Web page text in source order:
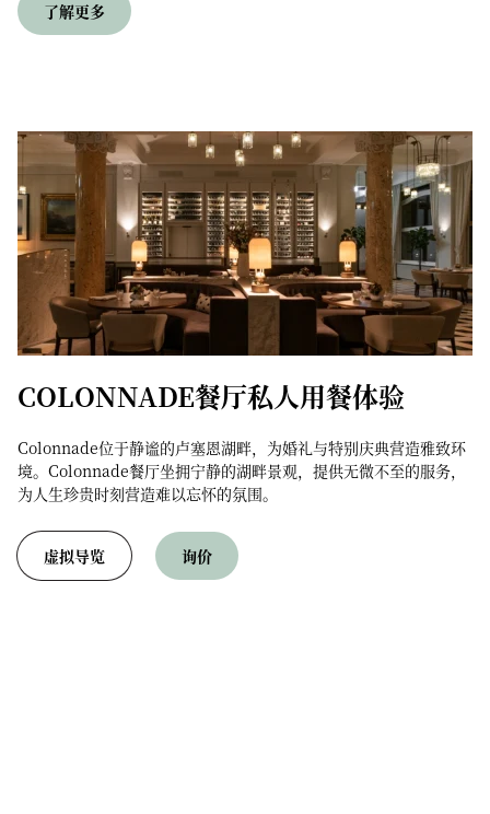
了解更多
COLONNADE餐厅私人用餐体验
Colonnade位于静谧的卢塞恩湖畔，为婚礼与特别庆典营造雅致环
境。Colonnade餐厅坐拥宁静的湖畔景观，提供无微不至的服务，
为人生珍贵时刻营造难以忘怀的氛围。
虚拟导览 询价